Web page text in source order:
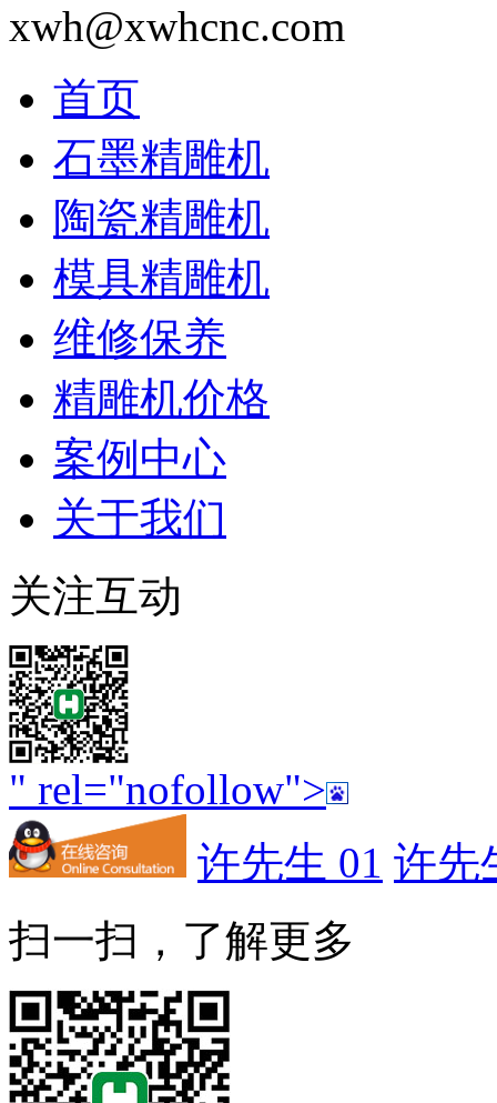
xwh@xwhcnc.com
首页
石墨精雕机
陶瓷精雕机
模具精雕机
维修保养
精雕机价格
案例中心
关于我们
关注互动
" rel="nofollow">
许先生 01 许先
扫一扫，了解更多